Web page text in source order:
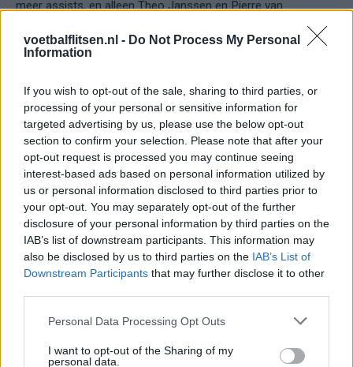
voetbalflitsen.nl - Do Not Process My Personal
Information
If you wish to opt-out of the sale, sharing to third parties, or
processing of your personal or sensitive information for
targeted advertising by us, please use the below opt-out
section to confirm your selection. Please note that after your
opt-out request is processed you may continue seeing
interest-based ads based on personal information utilized by
us or personal information disclosed to third parties prior to
your opt-out. You may separately opt-out of the further
disclosure of your personal information by third parties on the
IAB’s list of downstream participants. This information may
also be disclosed by us to third parties on the IAB’s List of
Downstream Participants that may further disclose it to other
Personal Data Processing Opt Outs
I want to opt-out of the Sharing of my
personal data.
meer assists, en alleen Theo Janssen en Pierre van
Hooijdonk maakten meer directe vrije trappen dan de Deen.
International en voorbeeldprof
Naast zijn clubcarrière kwam Schöne tot 51 interlands voor
Denemarken. Hij speelde op EK’s en WK’s en was jarenlang
een vaste waarde in de nationale selectie. Opvallend: ondanks
periodes op de bank bij Ajax, knokte hij zich altijd terug in de
basis. Zijn mentaliteit, professionaliteit en nuchterheid
maakten hem tot een voorbeeld voor jong en oud.
Publiekslieveling en gentleman
Waar Schöne ook speelde, hij werd gewaardeerd om zijn
spelinzicht, traptechniek en bescheidenheid. In Nijmegen en
teamgenoten. Zijn rol als mentor voor jonge spelers en zijn
sportieve gedrag op het veld leverden hem veel respect op –
ook van tegenstanders.